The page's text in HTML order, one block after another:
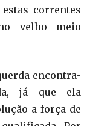
correntes
velho meio
encontra-
já que ela
a força de